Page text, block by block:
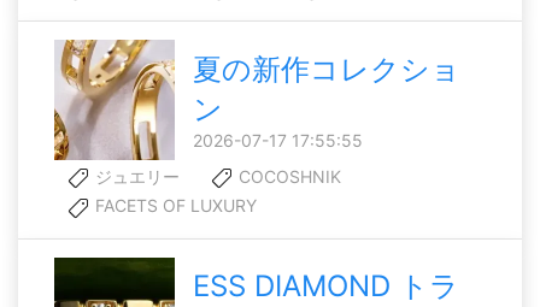
夏の新作コレクショ
ン
2026-07-17 17:55:55
ジュエリー
COCOSHNIK
FACETS OF LUXURY
ESS DIAMOND トラ